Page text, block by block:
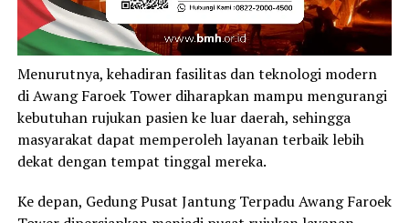
Menurutnya, kehadiran fasilitas dan teknologi modern
di Awang Faroek Tower diharapkan mampu mengurangi
kebutuhan rujukan pasien ke luar daerah, sehingga
masyarakat dapat memperoleh layanan terbaik lebih
dekat dengan tempat tinggal mereka.
Ke depan, Gedung Pusat Jantung Terpadu Awang Faroek